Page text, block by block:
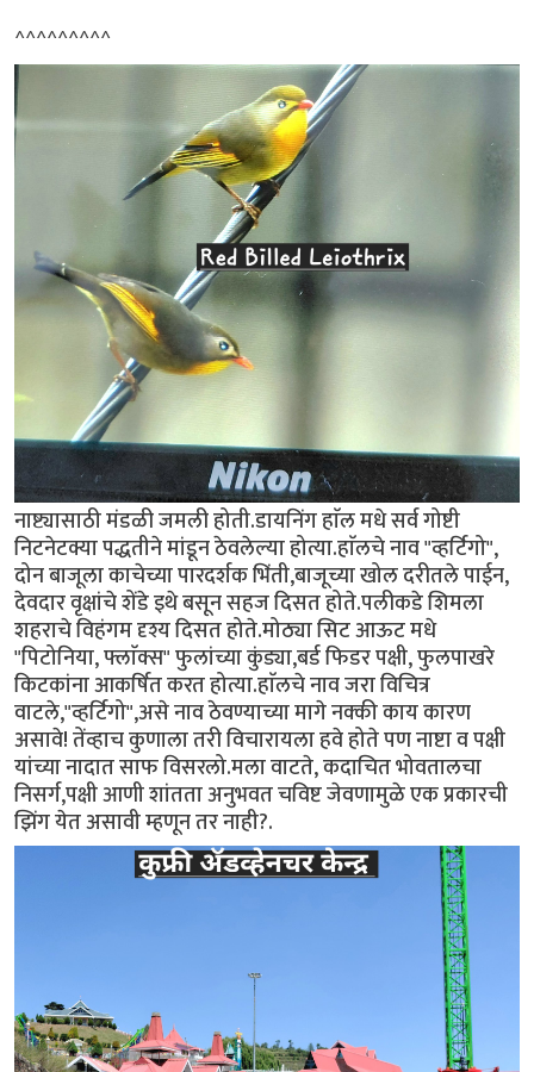
^^^^^^^^^
नाष्ट्यासाठी मंडळी जमली होती.डायनिंग हाॅल मधे सर्व गोष्टी
निटनेटक्या पद्धतीने मांडून ठेवलेल्या होत्या.हाॅलचे नाव "व्हर्टिगो",
दोन बाजूला काचेच्या पारदर्शक भिंती,बाजूच्या खोल दरीतले पाईन,
देवदार वृक्षांचे शेंडे इथे बसून सहज दिसत होते.पलीकडे शिमला
शहराचे विहंगम दृश्य दिसत होते.मोठ्या सिट आऊट मधे
"पिटोनिया, फ्लाॅक्स" फुलांच्या कुंड्या,बर्ड फिडर पक्षी, फुलपाखरे
किटकांना आकर्षित करत होत्या.हाॅलचे नाव जरा विचित्र
वाटले,"व्हर्टिगो",असे नाव ठेवण्याच्या मागे नक्की काय कारण
असावे! तेंव्हाच कुणाला तरी विचारायला हवे होते पण नाष्टा व पक्षी
यांच्या नादात साफ विसरलो.मला वाटते, कदाचित भोवतालचा
निसर्ग,पक्षी आणी शांतता अनुभवत चविष्ट जेवणामुळे एक प्रकारची
झिंग येत असावी म्हणून तर नाही?.